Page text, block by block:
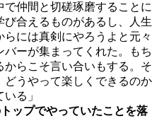
仲間と切磋琢磨することに
合えるものがあるし、人生
には真剣にやろうよと元々
ーが集まってくれた。もち
らこそ言い合いもする。そ
うやって楽しくできるのか
る」
ップでやっていたことを落